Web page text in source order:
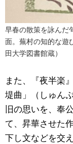
早春の散策を詠んだ
面。蕪村の知的な遊
田大学図書館蔵）
また、『夜半楽
堤曲」（しゅん
旧の思いを、奉
て、昇華させた
下し文などを交